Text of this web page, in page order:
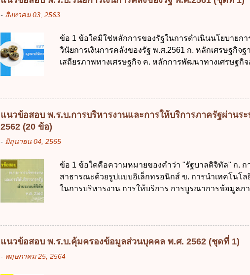
รัฐมนตรีมีอำนาจออกกฎเพื่อปฏิบัติการตามพระราชบัญ
การงบประมาณ พ.ศ. 2561 4. รัฐมนตรีว่าการกระทรวง
ใช้จ่ายงบประมาณให้เป็นไปอย่างโปร่งใสและตรวจสอบ
การงบประมาณ พ.ศ. 2561 บัญญัติให้การบริหา...
- สิงหาคม 03, 2563
ข้อ 1 ข้อใดมิใช่หลักการของรัฐในการดำเนินนโยบาย
วินัยการเงินการคลังของรัฐ พ.ศ.2561 ก. หลักเศรษฐกิจ
เสถียรภาพทางเศรษฐกิจ ค. หลักการพัฒนาทางเศรษฐกิ
เป็นกรอบในการบริหารหนี้สาธารณะเป็นไปตามข้อใด ก
ร้อยละ 10 ค. ไม่เกินร้อยละ 35 ง. ไม่เกินร้อยละ 60 ข้อ
การคลังของรัฐกำหนดหลักการห้ามเสนอกฎหมายที่ให้จั
ธรรมเนียมเพิ่มขึ้นจากที่กำหนดไว้ในกฎหมายเพื่อการน
ต้องการของชุมชน ข. เพื่อป็นรายได้ขององค์กรปกครอง
ของรัฐจะต้องนำแผนการคลังระยะปานกลางที่คณะรัฐม
ประกอบการพิจารณาในเรื่องต่อไปนี้ ยกเว้นข้อใด ก. กา
การจัดสรรงบประมาณรายจ่าย ค. การจัดทำงบประมาณ
แนวข้อสอบ พ.ร.บ.การบริหารงานและการให้บริการภาครัฐผ่านร
2562 (20 ข้อ)
- มิถุนายน 04, 2565
ข้อ 1 ข้อใดคือความหมายของคำว่า "รัฐบาลดิจิทัล" ก. ก
สาธารณะด้วยรูปแบบอิเล็กทรอนิกส์ ข. การนำเทคโนโล
ในการบริหารงาน การให้บริการ การบูรณาการข้อมูลภ
(องค์การมหาชน) ข้อ 2 การบริหารงานภาครัฐและการ
ระบบดิจิทัล ต้องมีวัตถุประสงค์ดังต่อไปนี้ ยกเว้น ข้อใด
อย่างคุ้มค่าและเต็มศักยภาพ ข. พัฒนาโครงสร้างพื้นฐาน
ตามมาตรฐานสากล ค. พัฒนาการเชื่อมโยงเครือข่ายดิจิ
การใช้จ่ายงบประมาณให้เกิดความคุ้มค่าและเป็นไปตาม
แนวข้อสอบ พ.ร.บ.คุ้มครองข้อมูลส่วนบุคคล พ.ศ. 2562 (ชุดที่ 1)
- พฤษภาคม 25, 2564